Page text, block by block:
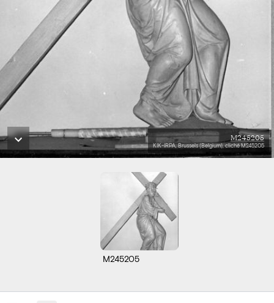
M245205
KIK-IRPA, Brussels (Belgium), cliché M245205
M245205